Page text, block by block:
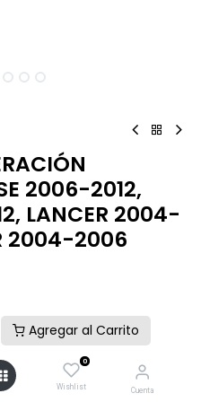
Agregar al Carrito
0
Wishlist Cuenta
2006-2012,
LANCER 2004-
2004-2006
Comprar ahora